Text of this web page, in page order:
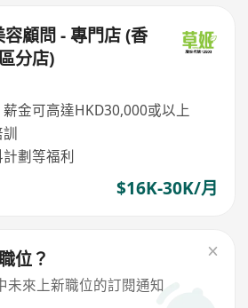
顧問 - 專門店 (香
分店)
金可高達HKD30,000或以上
劃等福利
$16K-30K/月
位？
未來上新職位的訂閱通知